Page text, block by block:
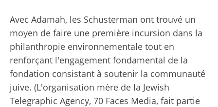
Avec Adamah, les Schusterman ont trouvé un
moyen de faire une première incursion dans la
philanthropie environnementale tout en
renforçant l'engagement fondamental de la
fondation consistant à soutenir la communauté
juive. (L'organisation mère de la Jewish
Telegraphic Agency, 70 Faces Media, fait partie